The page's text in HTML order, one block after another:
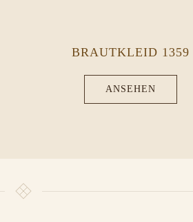
BRAUTKLEID 1359
ANSEHEN